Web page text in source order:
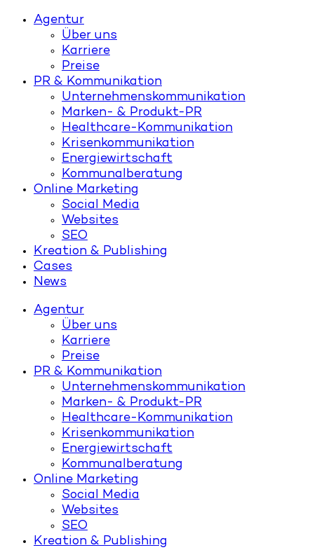
Agentur
Über uns
Karriere
Preise
PR & Kommunikation
Unternehmenskommunikation
Marken- & Produkt-PR
Healthcare-Kommunikation
Krisenkommunikation
Energiewirtschaft
Kommunalberatung
Online Marketing
Social Media
Websites
SEO
Kreation & Publishing
Cases
News
Agentur
Über uns
Karriere
Preise
PR & Kommunikation
Unternehmenskommunikation
Marken- & Produkt-PR
Healthcare-Kommunikation
Krisenkommunikation
Energiewirtschaft
Kommunalberatung
Online Marketing
Social Media
Websites
SEO
Kreation & Publishing